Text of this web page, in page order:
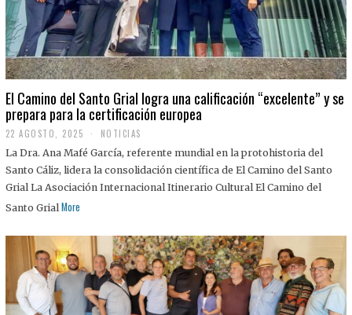
El Camino del Santo Grial logra una calificación “excelente” y se
prepara para la certificación europea
22 AGOSTO, 2025
2
A
G
O
S
2
5
NOTICIAS
La Dra. Ana Mafé García, referente mundial en la protohistoria del
Santo Cáliz, lidera la consolidación científica de El Camino del Santo
Grial La Asociación Internacional Itinerario Cultural El Camino del
Santo Grial More